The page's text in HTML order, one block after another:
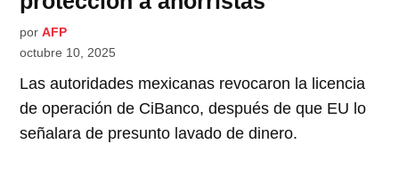
por AFP
octubre 10, 2025
Las autoridades mexicanas revocaron la licencia
de operación de CiBanco, después de que EU lo
señalara de presunto lavado de dinero.